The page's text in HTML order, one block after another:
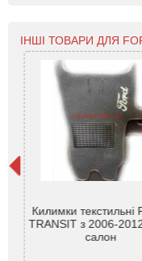
ІНШІ ТОВАРИ ДЛЯ
Килимки текстильні
TRANSIT з 2006-2012
салон